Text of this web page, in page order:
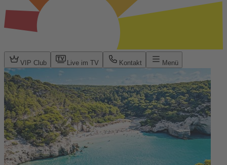
VIP Club Live im TV Kontakt Menü